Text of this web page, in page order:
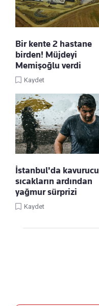
Bir kente 2 hastane
birden! Müjdeyi
Memişoğlu verdi
Kaydet
İstanbul'da kavurucu
sıcakların ardından
yağmur sürprizi
Kaydet